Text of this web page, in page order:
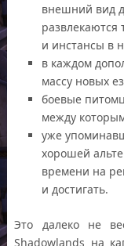
внешний вид
развлекаются
и инстансы в
в каждом
массу новых
боевые
между
уже
хорошей
времени на
и достигать.
Это далеко не
Shadowlands на